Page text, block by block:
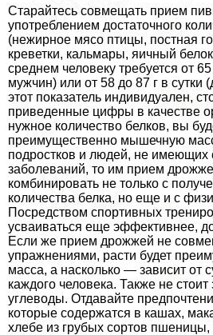
Старайтесь совмещать прием
употрeблением достаточного
(нежирное мясо птицы, постная
креветки, кальмары, яичный
среднем человеку требуется от
мужчин) или от 58 до 87 г в сутки
этот показатель индивидуален,
приведенные цифры в качестве
нужное количество белков, вы
преимущественно мышечную
подростков и людей, не имеющих
заболеваний, то им прием
комбинировать не только с
количества белка, но еще и с
Посредством спортивных
усваиваться еще эффективнее,
Если же прием дрожжей не
упражнениями, расти будет
масса, а насколько — зависит от
каждого человека. Также не
углеводы. Отдавайте
которые содержатся в кашах,
хлебе из грубых сортов